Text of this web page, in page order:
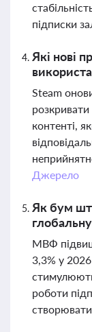
підписки
Які нові
Steam
контенті,
Джерело
Як бум
МВФ
3,3% у
роботи
створювати